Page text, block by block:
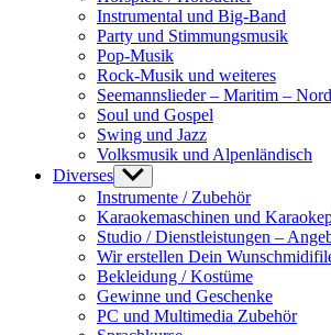
Instrumental und Big-Band
Party und Stimmungsmusik
Pop-Musik
Rock-Musik und weiteres
Seemannslieder – Maritim –
Soul und Gospel
Swing und Jazz
Volksmusik und Alpenländisch
Diverses Show
sub
menu
Instrumente / Zubehör
Karaokemaschinen und
Studio / Dienstleistungen –
Wir erstellen Dein
Bekleidung / Kostüme
Gewinne und Geschenke
PC und Multimedia Zubehör